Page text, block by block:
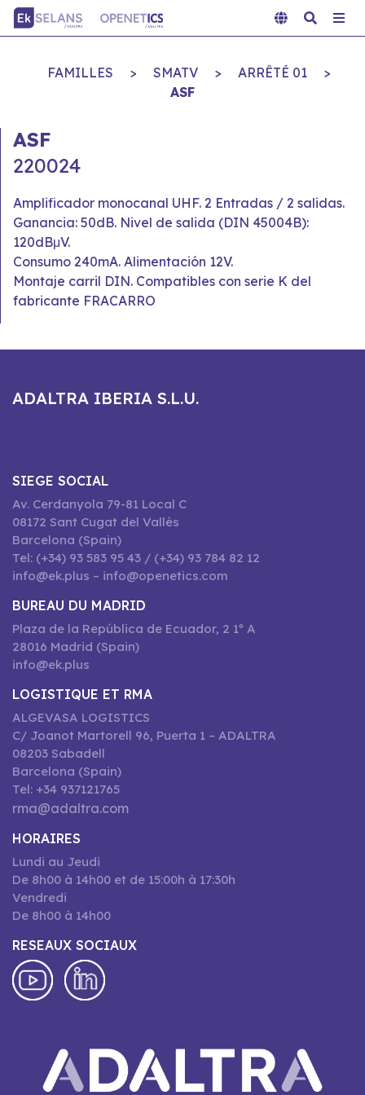
FAMILLES > SMATV > ARRÊTÉ 01
>
ASF
ASF
220024
Amplificador monocanal UHF. 2 Entradas / 2 salidas.
Ganancia: 50dB. Nivel de salida (DIN 45004B):
120dBμV.
Consumo 240mA. Alimentación 12V.
Montaje carril DIN. Compatibles con serie K del
fabricante FRACARRO
ADALTRA IBERIA S.L.U.
SIEGE SOCIAL
Av. Cerdanyola 79-81 Local C
08172 Sant Cugat del Vallès
Barcelona (Spain)
Tel: (+34) 93 583 95 43 / (+34) 93 784 82 12
info@ek.plus – info@openetics.com
BUREAU DU MADRID
Plaza de la República de Ecuador, 2 1º A
28016 Madrid (Spain)
info@ek.plus
LOGISTIQUE ET RMA
ALGEVASA LOGISTICS
C/ Joanot Martorell 96, Puerta 1 – ADALTRA
08203 Sabadell
Barcelona (Spain)
Tel: +34 937121765
rma@adaltra.com
HORAIRES
Lundi au Jeudi
De 8h00 à 14h00 et de 15:00h à 17:30h
Vendredi
De 8h00 à 14h00
RESEAUX SOCIAUX